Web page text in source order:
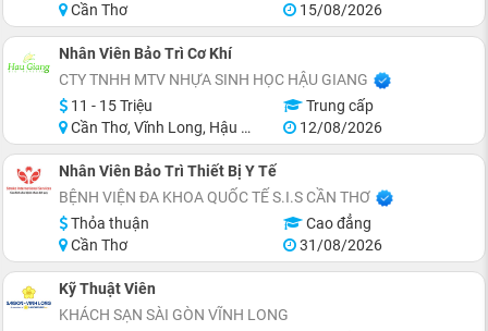
Cần Thơ
15/08/2026
Nhân Viên Bảo Trì Cơ Khí
CTY TNHH MTV NHỰA SINH HỌC HẬU GIANG
11 - 15 Triệu
Trung cấp
Cần Thơ, Vĩnh Long, Hậu Giang, Sóc Trăng
12/08/2026
Nhân Viên Bảo Trì Thiết Bị Y Tế
BỆNH VIỆN ĐA KHOA QUỐC TẾ S.I.S CẦN THƠ
Thỏa thuận
Cao đẳng
Cần Thơ
31/08/2026
Kỹ Thuật Viên
KHÁCH SẠN SÀI GÒN VĨNH LONG